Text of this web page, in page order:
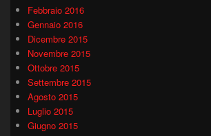
Febbraio 2016
Gennaio 2016
Dicembre 2015
Novembre 2015
Ottobre 2015
Settembre 2015
Agosto 2015
Luglio 2015
Giugno 2015